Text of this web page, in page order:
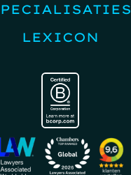
LEXICON